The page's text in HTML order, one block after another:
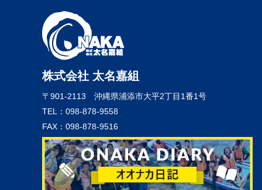
株式会社 太名嘉組
〒901-2113 沖縄県浦添市大平2丁目1番1号
TEL：098-878-9558
FAX：098-878-9516